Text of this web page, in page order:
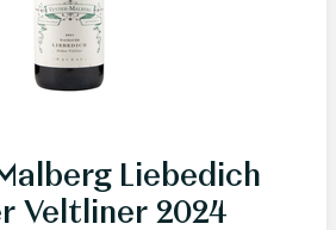
Liebedich
Veltliner 2024